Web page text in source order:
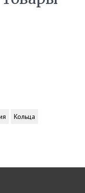
Кольца